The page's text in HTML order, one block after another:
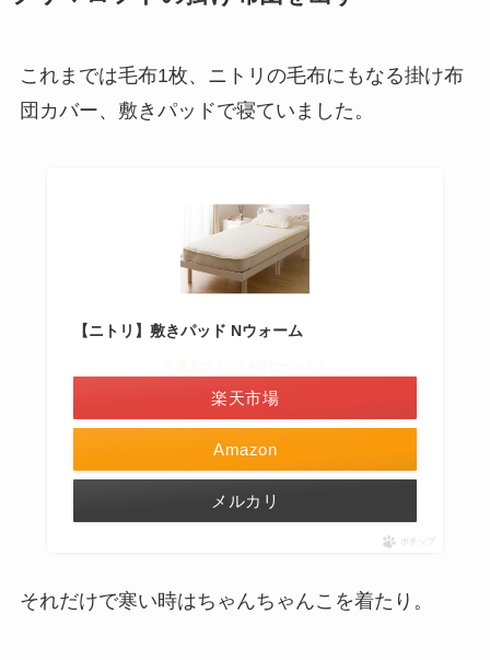
これまでは毛布1枚、ニトリの毛布にもなる掛け布
団カバー、敷きパッドで寝ていました。
【ニトリ】敷きパッド Nウォーム
Amazon
楽天市場
メルカリ
ポチップ
それだけで寒い時はちゃんちゃんこを着たり。